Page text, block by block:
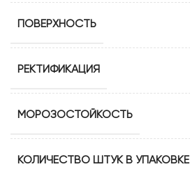
ПОВЕРХНОСТЬ
РЕКТИФИКАЦИЯ
МОРОЗОСТОЙКОСТЬ
КОЛИЧЕСТВО ШТУК В УПАКОВКЕ